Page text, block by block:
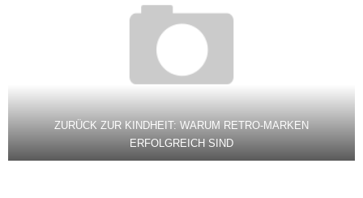
ZURÜCK ZUR KINDHEIT: WARUM RETRO-MARKEN
ERFOLGREICH SIND